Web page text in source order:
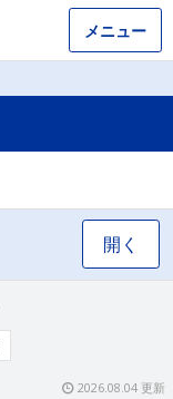
メニュー
開く
2026.08.04 更新